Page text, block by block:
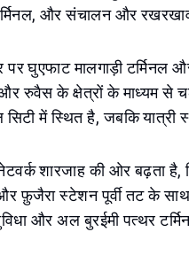
और संचालन और
पर घुएफाट मालगाड़ी टर्मिनल
रुवैस के क्षेत्रों के माध्यम से
सिटी में स्थित है, जबकि यात्री
शारजाह की ओर बढ़ता
फ़ुजैरा स्टेशन पूर्वी तट के
और अल बुरईमी पत्थर